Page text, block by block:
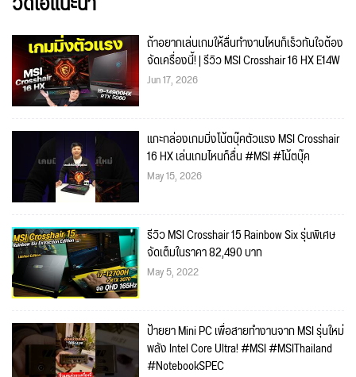
ถ้าอยากเล่นเกมให้ลื่นทำงานไหนก็เร็วทันใจต้อง
จัดเครื่องนี้! | รีวิว MSI Crosshair 16 HX E14W
Jun 17, 2026
แกะกล่องเกมมิ่งโน้ตบุ๊คตัวแรง MSI Crosshair
16 HX เล่นเกมไหนก็ลื่น #MSI #โน้ตบุ๊ค
May 15, 2026
รีวิว MSI Crosshair 15 Rainbow Six รุ่นพิเศษ
จัดเต็มในราคา 82,490 บาท
May 5, 2022
ป้ายยา Mini PC เพื่อสายทำงานจาก MSI รุ่นใหม่
พลัง Intel Core Ultra! #MSI #MSIThailand
#NotebookSPEC